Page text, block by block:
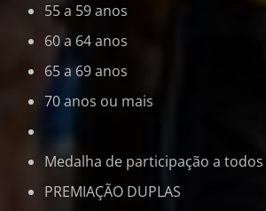
55 a 59 anos
60 a 64 anos
65 a 69 anos
70 anos ou mais
Medalha de participação a
PREMIAÇÃO DUPLAS